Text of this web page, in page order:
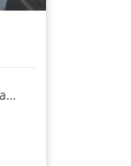
Defensor de Derechos Humanos